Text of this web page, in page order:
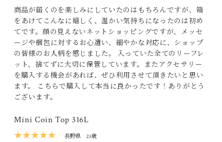
商品が届くのを楽しみにしていたのはもちろんですが、箱
をあけてこんなに嬉しく、温かい気持ちになったのは初め
てです。顔の見えないネットショッピングですが、メッセ
ージや梱包に対するお心遣い、細やかな対応に、ショップ
の皆様のお人柄を感じました。 入っていた全てのリーフレ
ット、捨てずに大切に保管しています。またアクセサリー
を購入する機会があれば、ぜひ利用させて頂きたいと思い
ます。 こちらで購入して本当に良かったです！ありがとう
ございます。
Mini Coin Top 316L
★★★★★
長野県 23歳